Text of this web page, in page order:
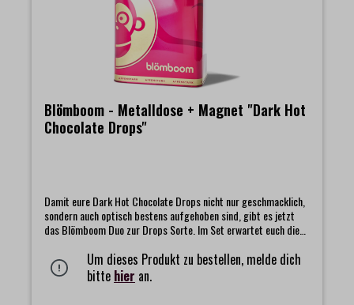
Blömboom - Metalldose + Magnet "Dark Hot
Chocolate Drops"
Damit eure Dark Hot Chocolate Drops nicht nur geschmacklich,
sondern auch optisch bestens aufgehoben sind, gibt es jetzt
das Blömboom Duo zur Drops Sorte. Im Set erwartet euch die
beide im Design der beliebten dunklen Trinkschokolade. Die
Dose bewahrt eure Drops trocken und aromatisch frisch auf,
während der Magnet ein kleines Stück Blömboom Magie dort
Um dieses Produkt zu bestellen, melde dich
bitte hier an.